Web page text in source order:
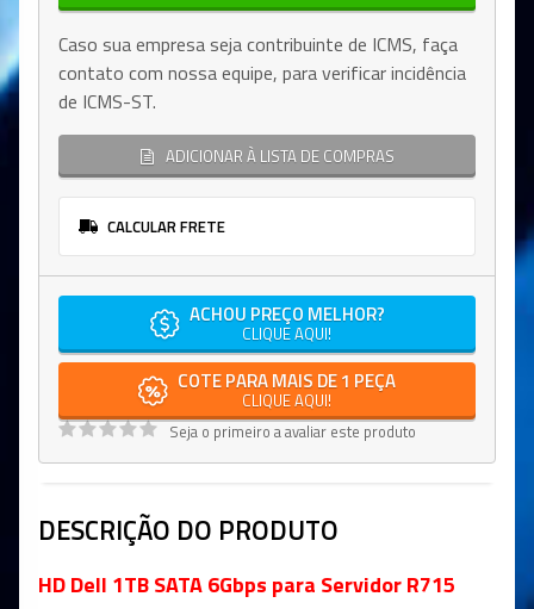
Caso sua empresa seja contribuinte de ICMS, faça
contato com nossa equipe, para verificar incidência
de ICMS-ST.
ADICIONAR À LISTA DE COMPRAS
CALCULAR FRETE
ACHOU PREÇO MELHOR?
CLIQUE AQUI!
COTE PARA MAIS DE 1 PEÇA
CLIQUE AQUI!
Seja o primeiro a avaliar este produto
DESCRIÇÃO DO PRODUTO
HD Dell 1TB SATA 6Gbps para Servidor R715